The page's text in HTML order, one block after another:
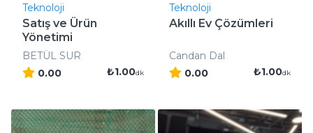
Teknoloji
Satış ve Ürün
Yönetimi
BETÜL SUR
0.00
₺1.00dk
Teknoloji
Akıllı Ev Çözümleri
Candan Dal
0.00
₺1.00dk